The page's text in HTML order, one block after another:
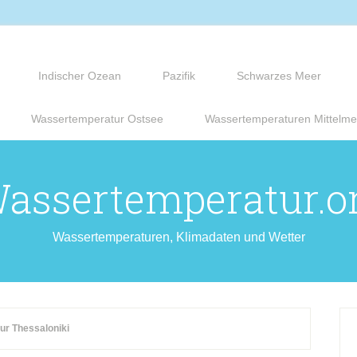
Indischer Ozean Pazifik Schwarzes Meer
Wassertemperatur Ostsee Wassertemperaturen
Wassertemperaturen, Klimadaten und Wetter
Thessaloniki